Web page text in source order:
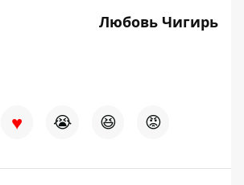
Любовь Чигирь
♥ 😭 😆 😡